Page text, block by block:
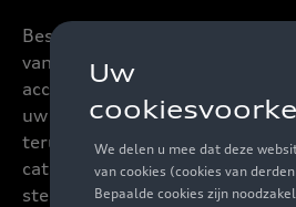
Beste accessoires-lovers,
vanaf nu kan u het hele
accessoire assortiment van
uw favoriete merk
terugvinden in de online
catalogus. Deze kunnen
steeds besteld worden via